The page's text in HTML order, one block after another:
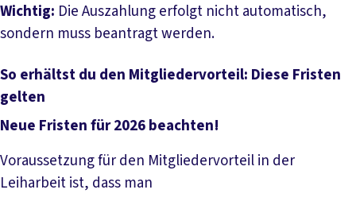
Wichtig: Die Auszahlung erfolgt nicht automatisch,
sondern muss beantragt werden.
So erhältst du den Mitgliedervorteil: Diese Fristen
gelten
Neue Fristen für 2026 beachten!
Voraussetzung für den Mitgliedervorteil in der
Leiharbeit ist, dass man